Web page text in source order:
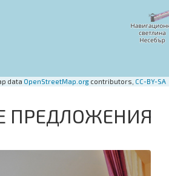
data OpenStreetMap.org contributors, CC-BY-SA
ПРЕДЛОЖЕНИЯ